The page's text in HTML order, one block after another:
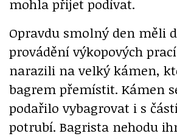
mohla přijet podívat.
Opravdu smolný den měli
provádění výkopových
narazili na velký kámen,
bagrem přemístit. Kámen
podařilo vybagrovat i s
potrubí. Bagrista nehodu